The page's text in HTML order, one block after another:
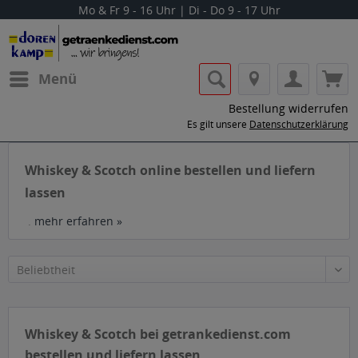
Mo & Fr 9 - 16 Uhr | Di - Do 9 - 17 Uhr
Menü
Bestellung widerrufen
Es gilt unsere Datenschutzerklärung
Whiskey & Scotch online bestellen und liefern
lassen
. mehr erfahren »
Whiskey & Scotch bei getrankedienst.com